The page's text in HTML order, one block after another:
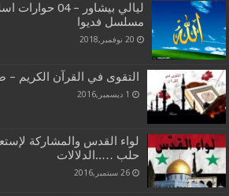
ليالي بيشاور –
مسلسل فديوا
20 نوفمبر,2018
التقوى في القرآن الكريم –
1 ديسمبر,2016
لواء القدس والمشاركة
حلب …..الدلالات
26 سبتمبر,2016